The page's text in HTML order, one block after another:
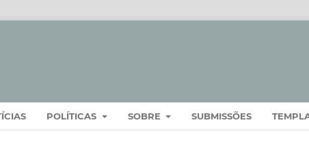
POLÍTICAS SOBRE SUBMISSÕES